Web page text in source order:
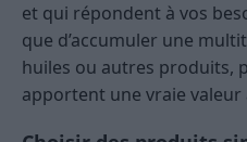
et qui répondent à vos
que d’accumuler une
huiles ou autres produits,
apportent une vraie